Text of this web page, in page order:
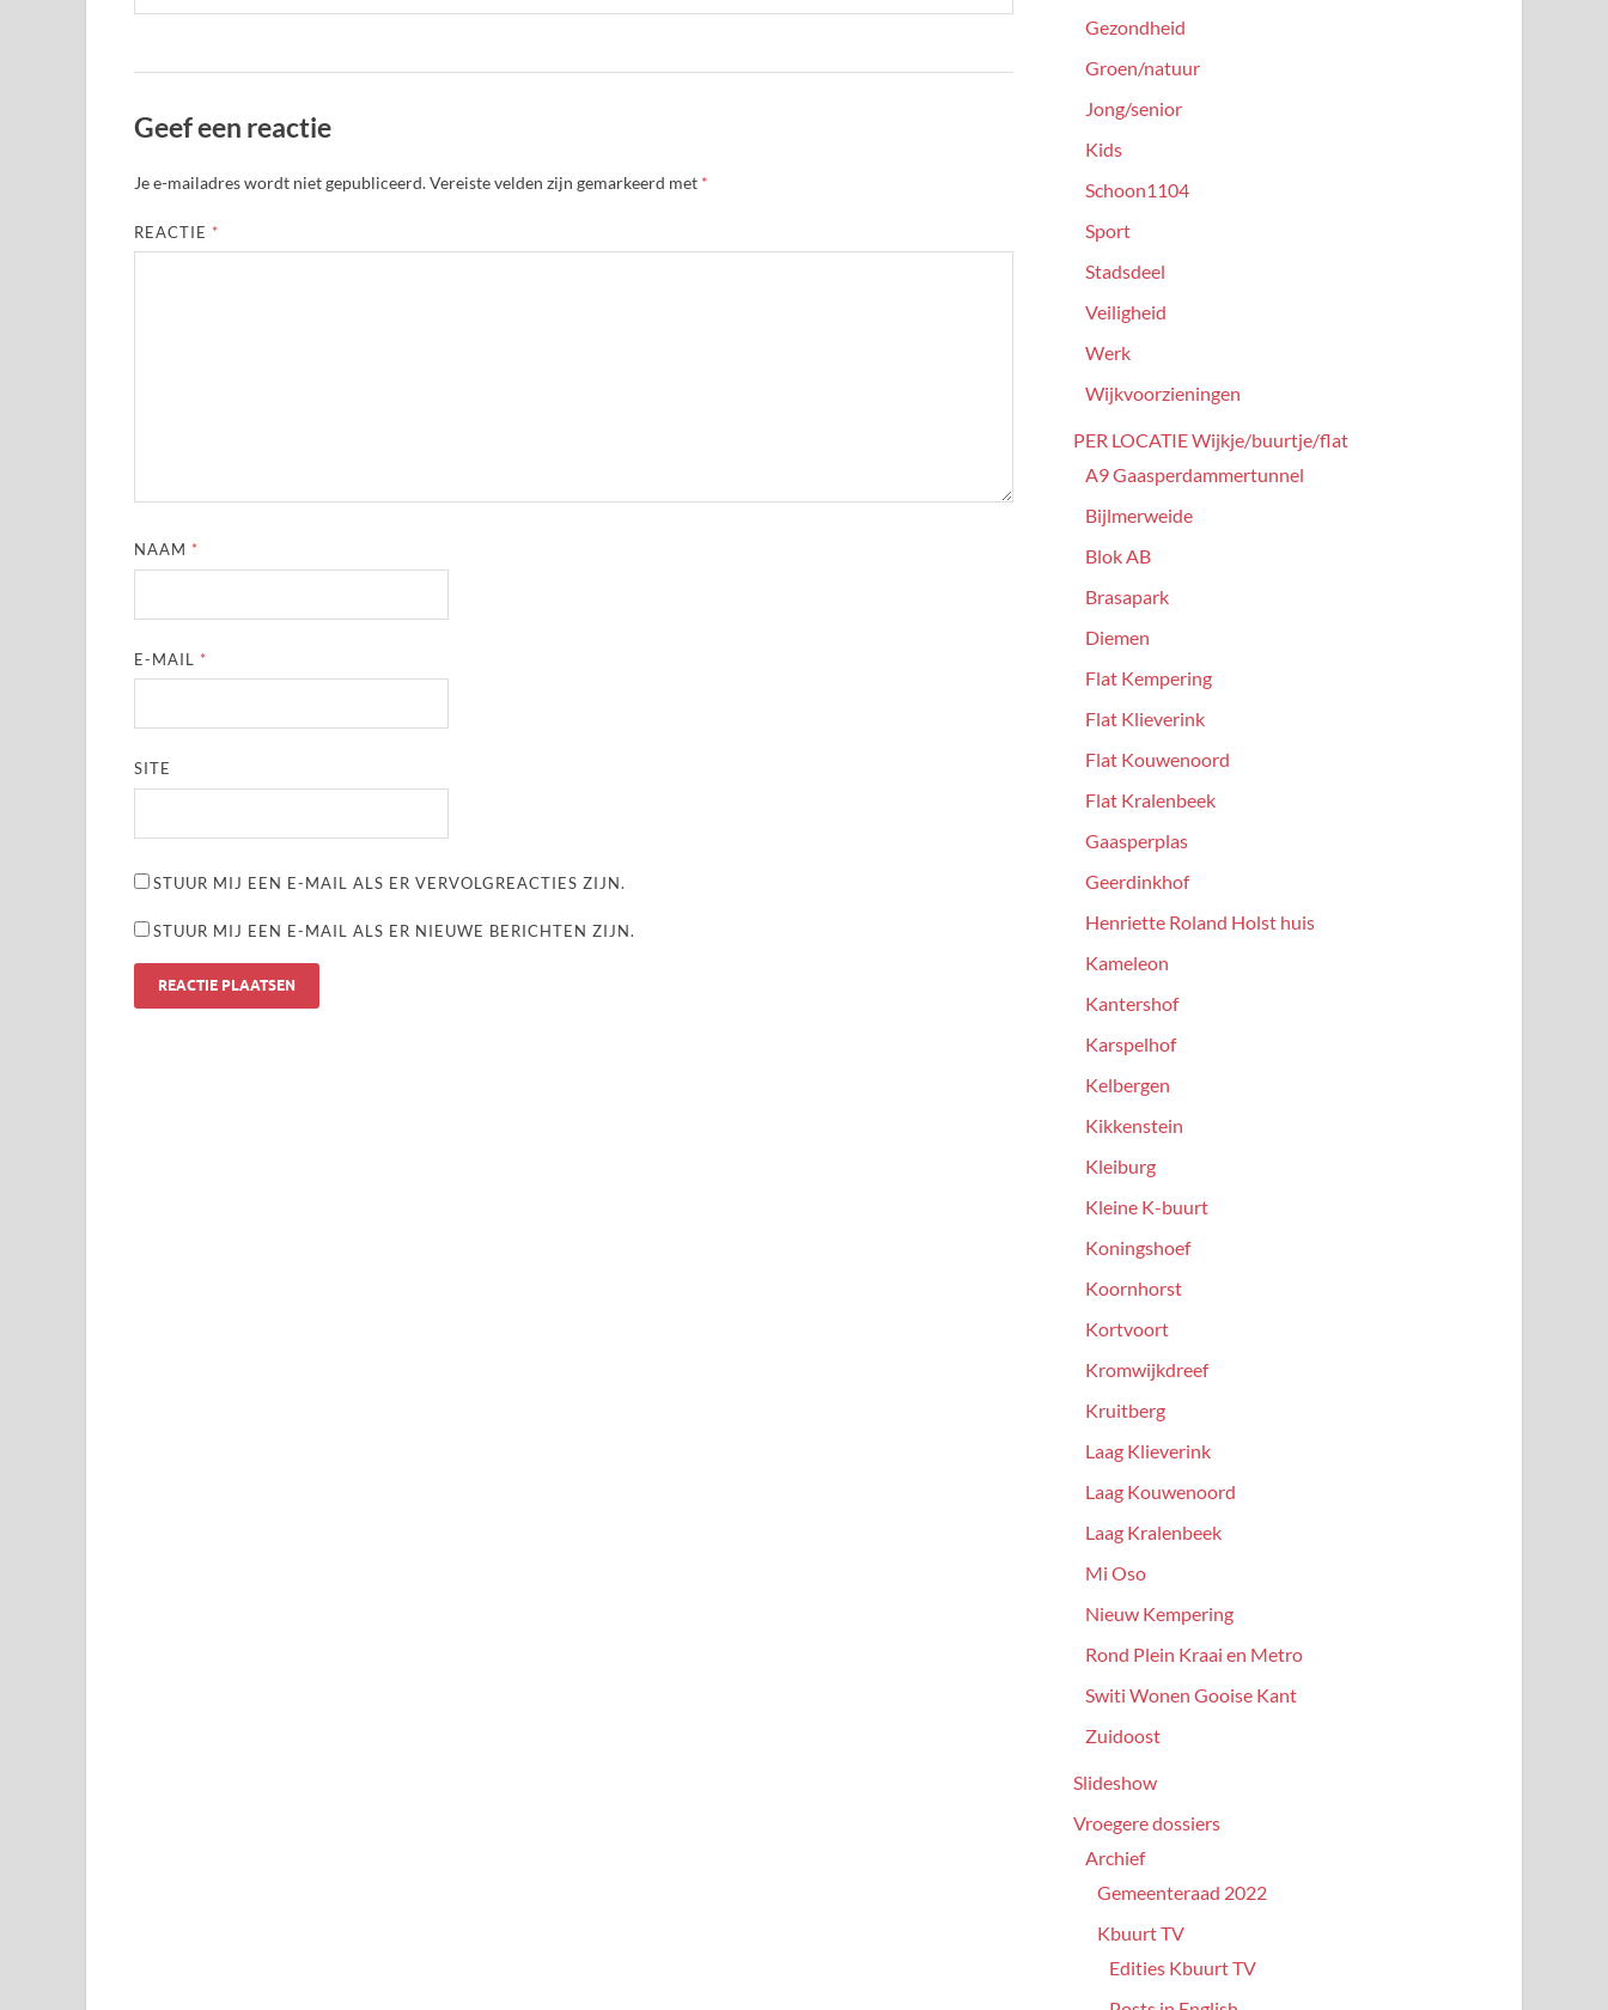
Geef een reactie
Je e-mailadres wordt niet gepubliceerd.Vereiste velden zijn gemarkeerd met *
REACTIE *
NAAM *
E-MAIL *
SITE
STUUR MIJ EEN E-MAIL ALS ER VERVOLGREACTIES ZIJN.
STUUR MIJ EEN E-MAIL ALS ER NIEUWE BERICHTEN ZIJN.
Gezondheid
Groen/natuur
Jong/senior
Kids
Schoon1104
Sport
Stadsdeel
Veiligheid
Werk
Wijkvoorzieningen
PER LOCATIE Wijkje/buurtje/flat
A9 Gaasperdammertunnel
Bijlmerweide
Blok AB
Brasapark
Diemen
Flat Kempering
Flat Klieverink
Flat Kouwenoord
Flat Kralenbeek
Gaasperplas
Geerdinkhof
Henriette Roland Holst huis
Kameleon
Kantershof
Karspelhof
Kelbergen
Kikkenstein
Kleiburg
Kleine K-buurt
Koningshoef
Koornhorst
Kortvoort
Kromwijkdreef
Kruitberg
Laag Klieverink
Laag Kouwenoord
Laag Kralenbeek
Mi Oso
Nieuw Kempering
Rond Plein Kraai en Metro
Switi Wonen Gooise Kant
Zuidoost
Slideshow
Vroegere dossiers
Archief
Gemeenteraad 2022
Kbuurt TV
Edities Kbuurt TV